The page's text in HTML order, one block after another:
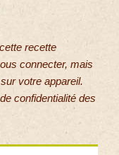
recette
connecter, mais
votre appareil.
confidentialité des